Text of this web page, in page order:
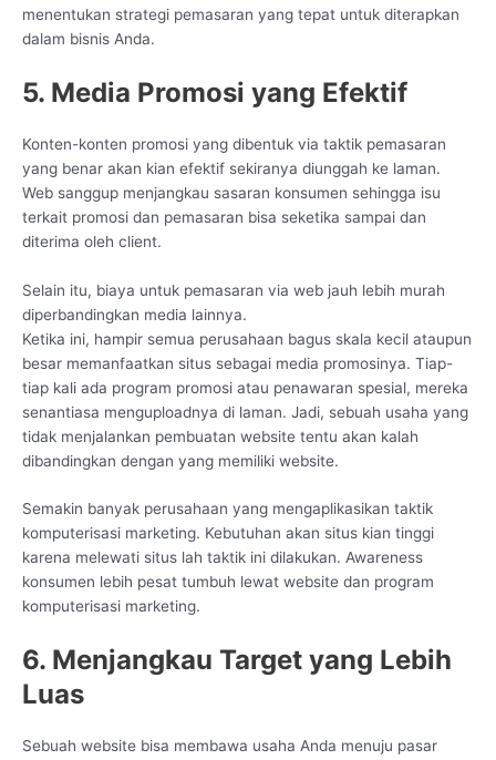
menentukan strategi pemasaran yang tepat untuk diterapkan
dalam bisnis Anda.
5. Media Promosi yang Efektif
Konten-konten promosi yang dibentuk via taktik pemasaran
yang benar akan kian efektif sekiranya diunggah ke laman.
Web sanggup menjangkau sasaran konsumen sehingga isu
terkait promosi dan pemasaran bisa seketika sampai dan
diterima oleh client.
Selain itu, biaya untuk pemasaran via web jauh lebih murah
diperbandingkan media lainnya.
Ketika ini, hampir semua perusahaan bagus skala kecil ataupun
besar memanfaatkan situs sebagai media promosinya. Tiap-
tiap kali ada program promosi atau penawaran spesial, mereka
senantiasa menguploadnya di laman. Jadi, sebuah usaha yang
tidak menjalankan pembuatan website tentu akan kalah
dibandingkan dengan yang memiliki website.
Semakin banyak perusahaan yang mengaplikasikan taktik
komputerisasi marketing. Kebutuhan akan situs kian tinggi
karena melewati situs lah taktik ini dilakukan. Awareness
konsumen lebih pesat tumbuh lewat website dan program
komputerisasi marketing.
6. Menjangkau Target yang Lebih
Luas
Sebuah website bisa membawa usaha Anda menuju pasar